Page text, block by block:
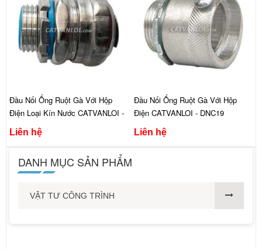
Đầu Nối Ống Ruột Gà Với Hộp
Điện Loại Kín Nước CATVANLOI -
DNCK12/1
Liên hệ
Đầu Nối Ống Ruột Gà Với Hộp
Điện CATVANLOI - DNC19
Liên hệ
DANH MỤC SẢN PHẨM
VẬT TƯ CÔNG TRÌNH